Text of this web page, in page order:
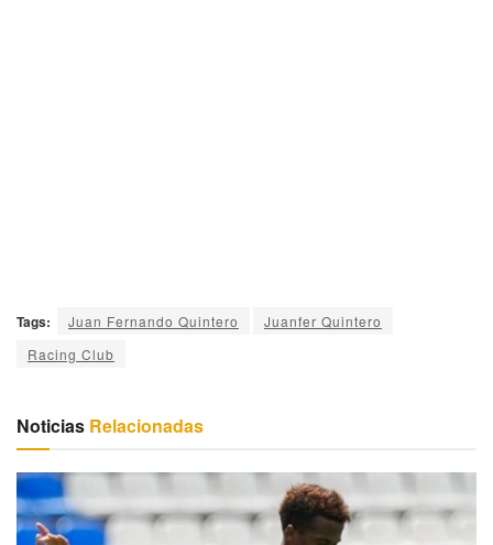
Tags: Juan Fernando Quintero
Juanfer Quintero
Racing Club
Noticias Relacionadas